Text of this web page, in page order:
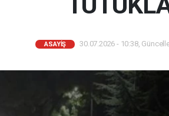
ASAYIŞ 30.07.2026 - 10:38,